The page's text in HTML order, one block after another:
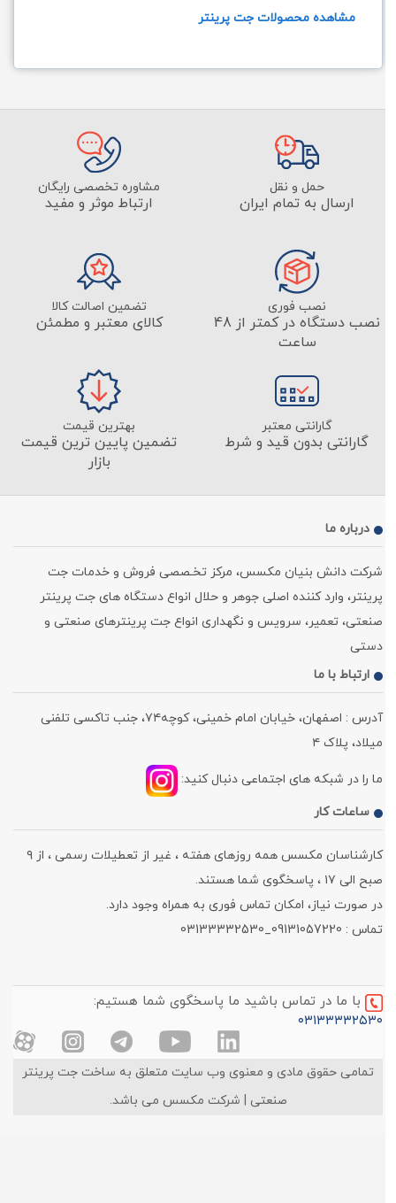
مشاهده محصولات جت پرینتر
حمل و نقل
ارسال به تمام ایران
مشاوره تخصصی رایگان
ارتباط موثر و مفید
نصب فوری
نصب دستگاه در کمتر از 48
ساعت
تضمین اصالت کالا
کالای معتبر و مطمئن
گارانتی معتبر
گارانتی بدون قید و شرط
بهترین قیمت
تضمین پایین ترین قیمت
بازار
درباره ما
شرکت دانش بنیان مکسس، مرکز تخـصصی فروش و خدمات جت
پرینتر، وارد کننده اصلی جوهر و حلال انواع دستگاه های جت پرینتر
صنعتی، تعمیر، سرویس و نگهداری انواع جت پرینترهای صنعتی و
دستی
ارتباط با ما
آدرس : اصفهان، خیابان امام خمینی، کوچه۷۴، جنب تاکسی تلفنی
میلاد، پلاک ۴
ما را در شبکه های اجتماعی دنبال کنید:
ساعات کار
کارشناسان مکسس همه روزهای هفته ، غیر از تعطیلات رسمی ، از ۹
صبح الی ۱۷ ، پاسخگوی شما هستند.
در صورت نیاز، امکان تماس فوری به همراه وجود دارد.
تماس : 09131057220_03133332530
با ما در تماس باشید ما پاسخگوی شما هستیم:
۰۳۱۳۳۳۳۲۵۳۰
تمامی حقوق مادی و معنوی وب سایت متعلق به ساخت جت پرینتر
صنعتی | شرکت مکسس می باشد.